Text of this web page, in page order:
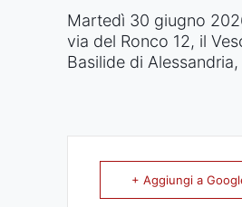
Martedì 30 giugno
via del Ronco 12, il
Basilide di
+ Aggiungi a